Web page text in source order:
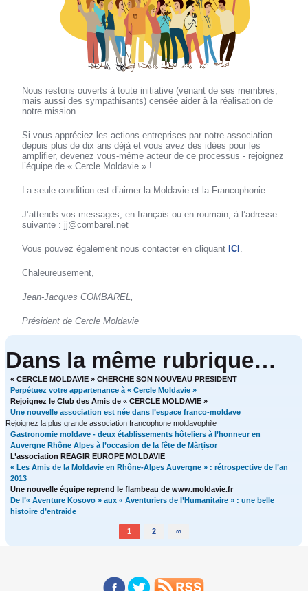
Nous restons ouverts à toute initiative (venant de ses membres,
mais aussi des sympathisants) censée aider à la réalisation de
notre mission.
Si vous appréciez les actions entreprises par notre association
depuis plus de dix ans déjà et vous avez des idées pour les
amplifier, devenez vous-même acteur de ce processus - rejoignez
l’équipe de « Cercle Moldavie » !
La seule condition est d’aimer la Moldavie et la Francophonie.
J’attends vos messages, en français ou en roumain, à l’adresse
suivante : jj@combarel.net
Vous pouvez également nous contacter en cliquant ICI .
Chaleureusement,
Jean-Jacques COMBAREL,
Président de Cercle Moldavie
Dans la même rubrique…
« CERCLE MOLDAVIE » CHERCHE SON NOUVEAU PRESIDENT
Perpétuez votre appartenance à « Cercle Moldavie »
Rejoignez le Club des Amis de « CERCLE MOLDAVIE »
Une nouvelle association est née dans l’espace franco-moldave
Rejoignez la plus grande association francophone moldavophile
Gastronomie moldave - deux établissements hôteliers à l’honneur en
Auvergne Rhône Alpes à l’occasion de la fête de Mărțișor
L’association REAGIR EUROPE MOLDAVIE
« Les Amis de la Moldavie en Rhône-Alpes Auvergne » : rétrospective de l’an
2013
Une nouvelle équipe reprend le flambeau de www.moldavie.fr
De l’« Aventure Kosovo » aux « Aventuriers de l’Humanitaire » : une belle
histoire d’entraide
1 2 ∞